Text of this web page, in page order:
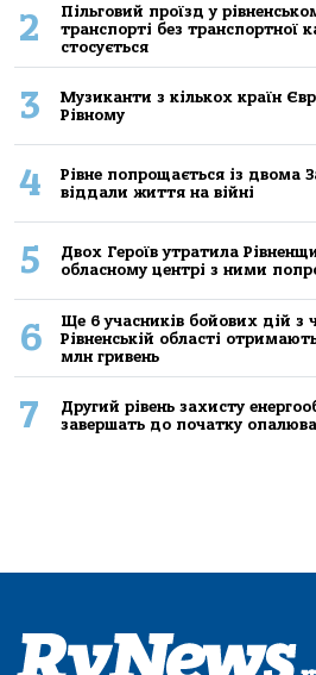
2
Пільговий проїзд у
транспорті без транспортної
стосується
3
Музиканти з кількох країн
Рівному
4
Рівне попрощається із двома
віддали життя на війні
5
Двох Героїв утратила
обласному центрі з ними
6
Ще 6 учасників бойових дій з
Рівненській області
млн гривень
7
Другий рівень захисту
завершать до початку